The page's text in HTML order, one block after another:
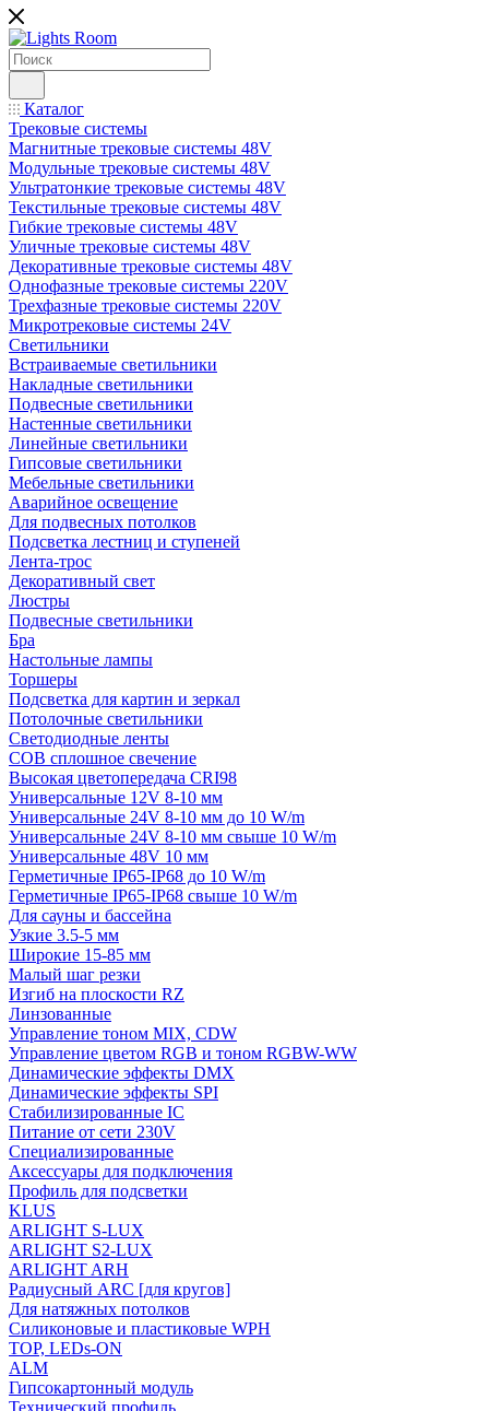
Каталог
Трековые системы
Магнитные трековые системы 48V
Модульные трековые системы 48V
Ультратонкие трековые системы 48V
Текстильные трековые системы 48V
Гибкие трековые системы 48V
Уличные трековые системы 48V
Декоративные трековые системы 48V
Однофазные трековые системы 220V
Трехфазные трековые системы 220V
Микротрековые системы 24V
Светильники
Встраиваемые светильники
Накладные светильники
Подвесные светильники
Настенные светильники
Линейные светильники
Гипсовые светильники
Мебельные светильники
Аварийное освещение
Для подвесных потолков
Подсветка лестниц и ступеней
Лента-трос
Декоративный свет
Люстры
Подвесные светильники
Бра
Настольные лампы
Торшеры
Подсветка для картин и зеркал
Потолочные светильники
Светодиодные ленты
COB сплошное свечение
Высокая цветопередача CRI98
Универсальные 12V 8-10 мм
Универсальные 24V 8-10 мм до 10 W/m
Универсальные 24V 8-10 мм свыше 10 W/m
Универсальные 48V 10 мм
Герметичные IP65-IP68 до 10 W/m
Герметичные IP65-IP68 свыше 10 W/m
Для сауны и бассейна
Узкие 3.5-5 мм
Широкие 15-85 мм
Малый шаг резки
Изгиб на плоскости RZ
Линзованные
Управление тоном MIX, CDW
Управление цветом RGB и тоном RGBW-WW
Динамические эффекты DMX
Динамические эффекты SPI
Стабилизированные IC
Питание от сети 230V
Специализированные
Аксессуары для подключения
Профиль для подсветки
KLUS
ARLIGHT S-LUX
ARLIGHT S2-LUX
ARLIGHT ARH
Радиусный ARC [для кругов]
Для натяжных потолков
Силиконовые и пластиковые WPH
TOP, LEDs-ON
ALM
Гипсокартонный модуль
Технический профиль